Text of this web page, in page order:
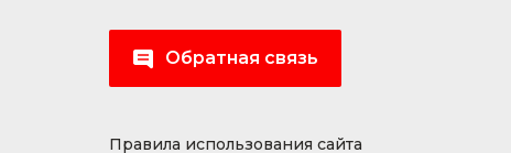
Обратная связь
Правила использования сайта